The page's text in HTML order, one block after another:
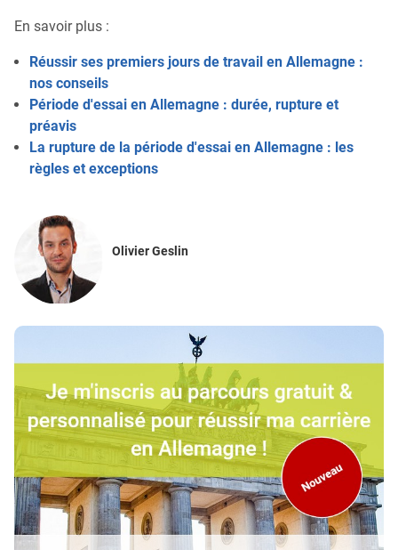
En savoir plus :
Réussir ses premiers jours de travail en Allemagne :
nos conseils
Période d'essai en Allemagne : durée, rupture et
préavis
La rupture de la période d'essai en Allemagne : les
règles et exceptions
Olivier Geslin